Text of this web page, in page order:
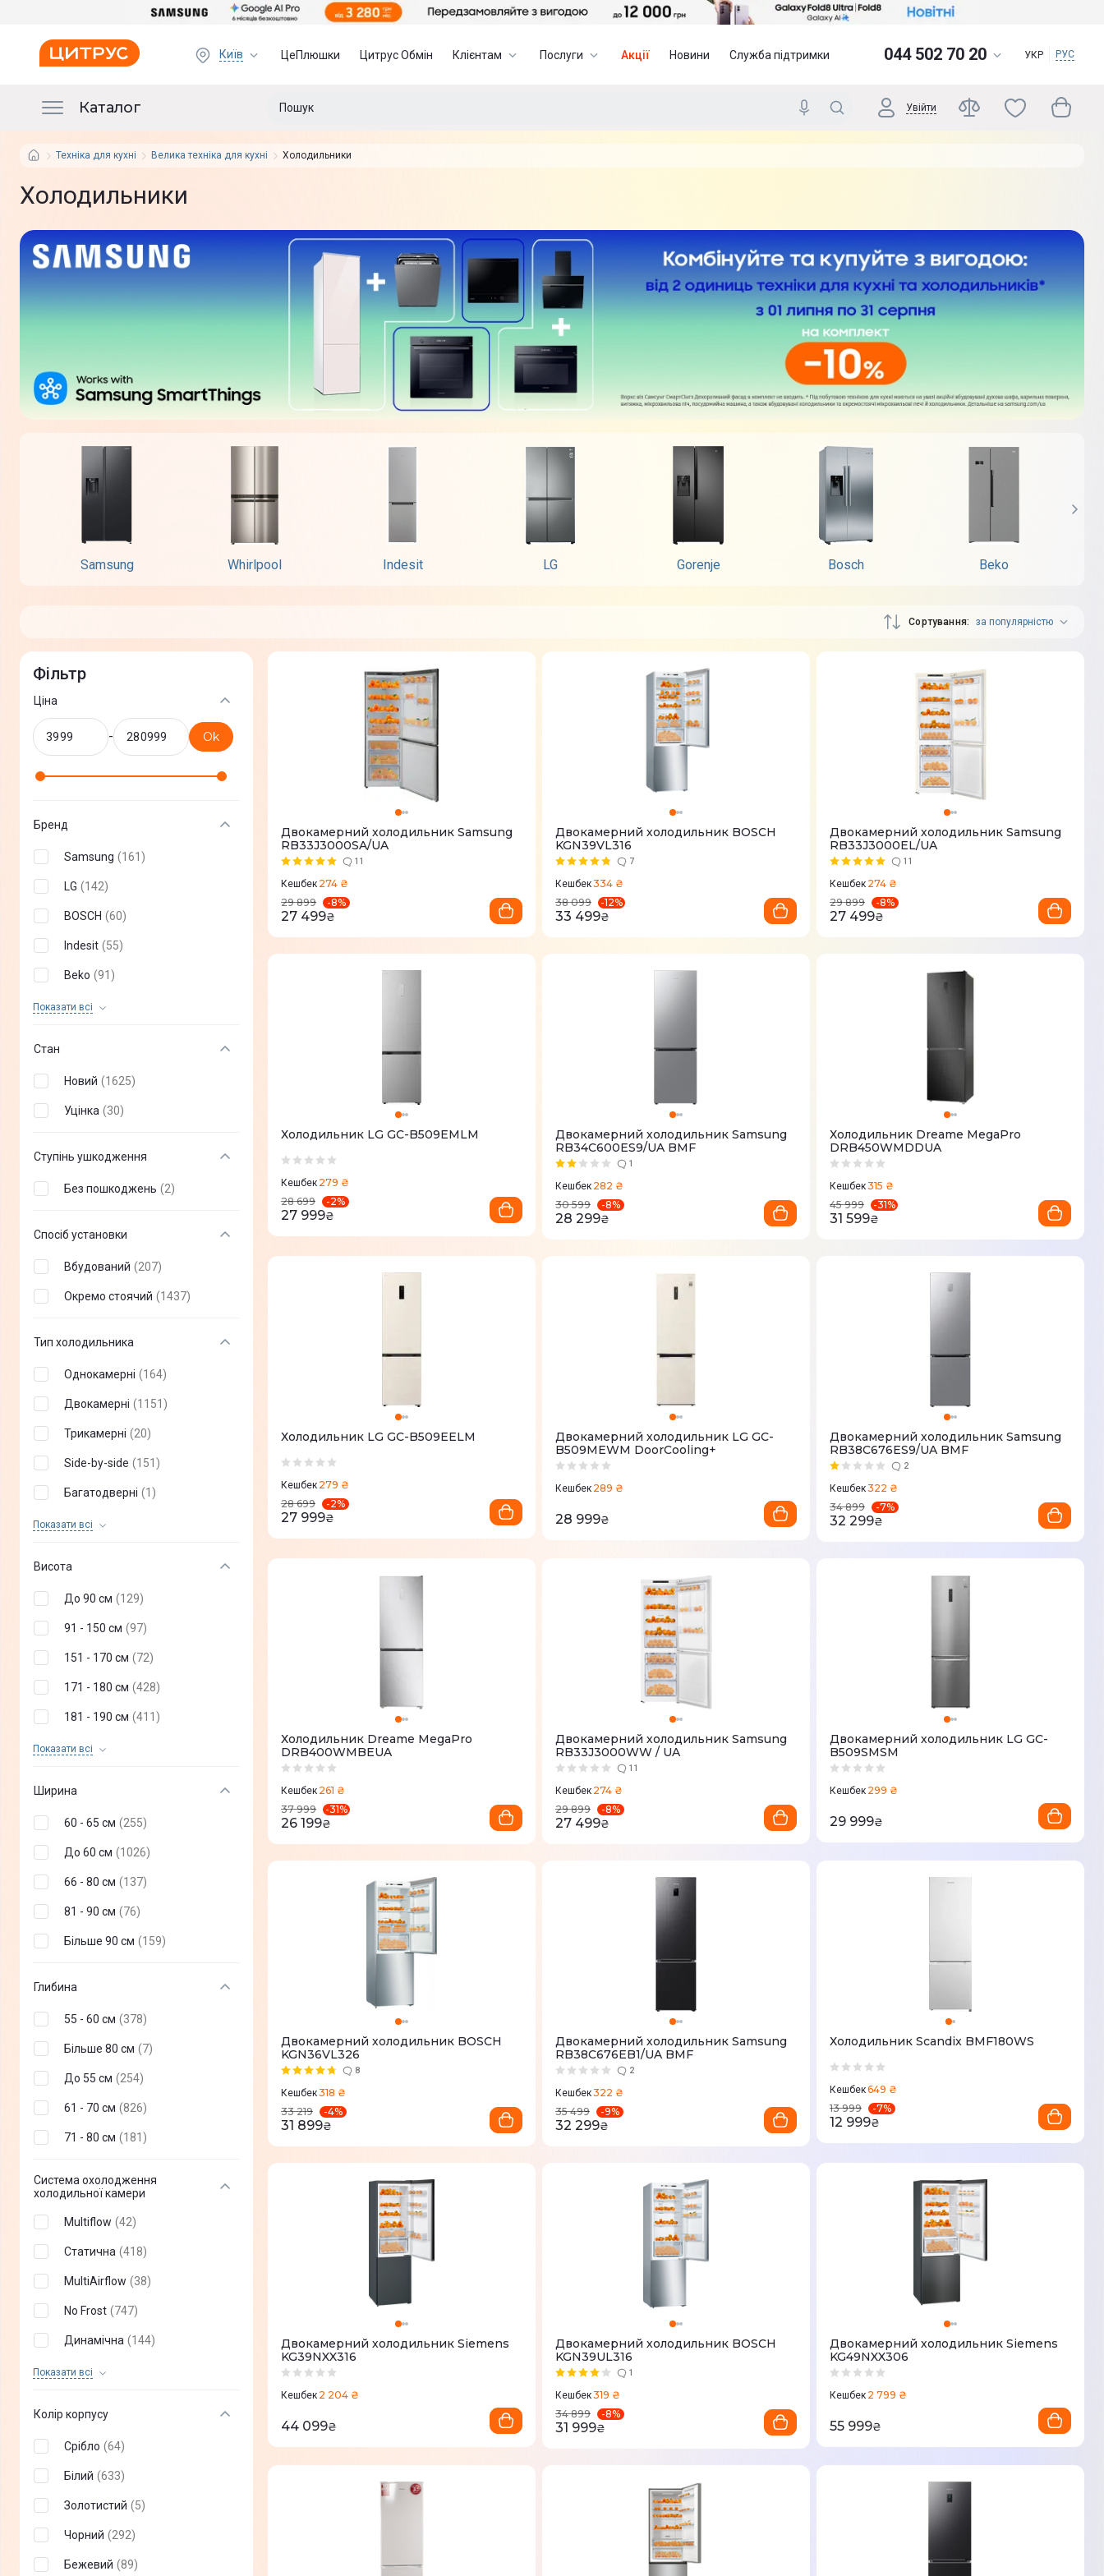
Київ ЦеПлюшки Цитрус Обмін Клієнтам Послуги Акції Новини Служба підтримки 044 502 70 20 УКР РУС
Каталог Увійти
Техніка для кухні Велика техніка для кухні Холодильники
Холодильники
Samsung Whirlpool Indesit LG Gorenje Bosch Beko
Сортування за популярністю
Фільтр
Ціна
- Ok
Бренд
Samsung (161 )
LG (142)
BOSCH (60)
Indesit (55)
Beko (91 )
Показати всi
Whirlpool
EcoFlow (2)
Ventolux
Dreame (6)
Amica (3)
Hotpoint-Ariston (3)
Miele
Scandix ( 7)
Vestfrost (14)
Philco (17)
Toshiba ( 17)
ARDESTO (27)
Siemens
(44
Candy )
)
150
Стан
Новий (1625)
Уцінка (30)
Ступінь ушкодження
Без пошкоджень (2)
Спосіб установки
Вбудований (207)
Окремо стоячий (1437)
Тип холодильника
Однокамерні (164)
Двокамерні (1151 )
Трикамерні (20)
Side-by-side (151 )
Багатодверні (1 )
Показати всiБагатодверні
Висота
До 90 см (129)
91 - 150 см (97)
151 - 170 см (72)
171 - 180 см (428)
181 - 190 см (411 )
Показати всi191 - 200 см
Ширина
60 - 65 см (255)
До 60 см (1026)
66 - 80 см (137)
81 - 90 см (76)
Більше 90 см (159)
Глибина
55 - 60 см (378)
Більше 80 см (7)
До 55 см (254)
61 - 70 см (826)
71 - 80 см (181 )
Система охолодження
холодильної камери
Multiflow (42)
Статична (418)
MultiAirflow (38)
No Frost (747)
Динамічна (144)
Показати всiNoFrost Plus
Колір корпусу
Срібло (64)
Білий (633)
Золотистий (5)
Чорний (292)
Бежевий (89)
Двокамерний холодильник Samsung
RB33J3000SA/UA
11
Кешбек 274 ₴
29 899
-8%
27 499₴
Двокамерний холодильник BOSCH
KGN39VL316
7
Кешбек334 ₴
38 099
-12%
33 499₴
Двокамерний холодильник Samsung
RB33J3000EL/UA
11
Кешбек 274 ₴
29 899
-8%
27 499₴
Холодильник LG GC-B509EMLM
Кешбек 279 ₴
28 699
-2%
27 999₴
Двокамерний холодильник Samsung
RB34C600ES9/UA BMF
1
Кешбек 282 ₴
30 599
-8%
28 299₴
Холодильник Dreame MegaPro
DRB450WMDDUA
Кешбек315 ₴
45 999
-31%
31 599₴
Холодильник LG GC-B509EELM
Кешбек 279 ₴
28 699
-2%
27 999₴
Двокамерний холодильник LG GC-
B509MEWM DoorCooling+
Кешбек 289 ₴
28 999₴
Двокамерний холодильник Samsung
RB38C676ES9/UA BMF
2
Кешбек322 ₴
34 899
-7%
32 299₴
Холодильник Dreame MegaPro
DRB400WMBEUA
Кешбек 261 ₴
37 999
-31%
26 199₴
Двокамерний холодильник Samsung
RB33J3000WW / UA
11
Кешбек 274 ₴
29 899
-8%
27 499₴
Двокамерний холодильник LG GC-
B509SMSM
Кешбек 299 ₴
29 999₴
Двокамерний холодильник BOSCH
KGN36VL326
8
Кешбек318 ₴
33 219
-4%
31 899₴
Двокамерний холодильник Samsung
RB38C676EB1/UA BMF
2
Кешбек322 ₴
35 499
-9%
32 299₴
Холодильник Scandix BMF180WS
Кешбек649 ₴
13 999
-7%
12 999₴
Двокамерний холодильник Siemens
KG39NXX316
Кешбек 2 204 ₴
44 099₴
Двокамерний холодильник BOSCH
KGN39UL316
1
Кешбек319 ₴
34 899
-8%
31 999₴
Двокамерний холодильник Siemens
KG49NXX306
Кешбек 2 799 ₴
55 999₴